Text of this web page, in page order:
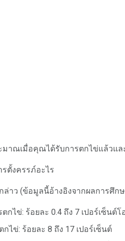
าณเมื่อคุณได้รับการตกไข่แล้วแ
ตั้งครรภ์อะไร
ล่าว (ข้อมูลนี้อ้างอิงจากผลการศึก
กไข่: ร้อยละ 0.4 ถึง 7 เปอร์เซ็นต์
ไข่: ร้อยละ 8 ถึง 17 เปอร์เซ็นต์